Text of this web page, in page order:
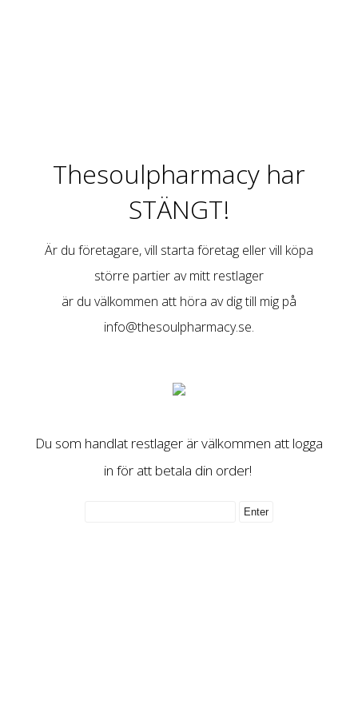
Thesoulpharmacy har
STÄNGT!
Är du företagare, vill starta företag eller vill köpa
större partier av mitt restlager
är du välkommen att höra av dig till mig på
info@thesoulpharmacy.se.
Du som handlat restlager är välkommen att logga
in för att betala din order!